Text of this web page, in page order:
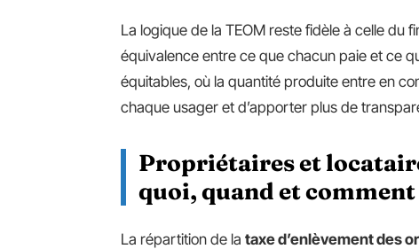
La logique de la TEOM reste fidèle à celle du
équivalence entre ce que chacun paie et ce
équitables, où la quantité produite entre en
chaque usager et d’apporter plus de
Propriétaires et
quoi, quand et comment
La répartition de la taxe d’enlèvement des